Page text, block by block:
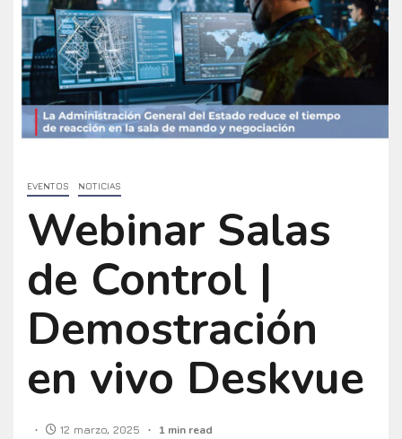
EVENTOS NOTICIAS
Webinar Salas
de Control |
Demostración
en vivo Deskvue
12 marzo, 2025 1 min read